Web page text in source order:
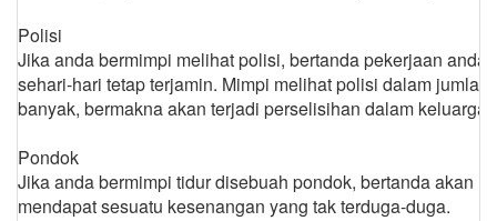
Polisi
Jika anda bermimpi melihat polisi, bertanda pekerjaan anda
sehari-hari tetap terjamin. Mimpi melihat polisi dalam jumlah
banyak, bermakna akan terjadi perselisihan dalam keluarga.
Pondok
Jika anda bermimpi tidur disebuah pondok, bertanda akan
mendapat sesuatu kesenangan yang tak terduga-duga.